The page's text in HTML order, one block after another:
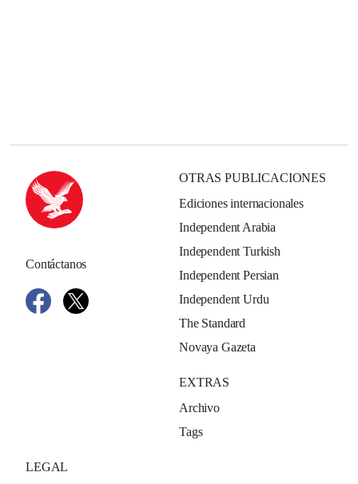
Contáctanos
OTRAS PUBLICACIONES
Ediciones internacionales
Independent Arabia
Independent Turkish
Independent Persian
Independent Urdu
The Standard
Novaya Gazeta
EXTRAS
Archivo
Tags
LEGAL